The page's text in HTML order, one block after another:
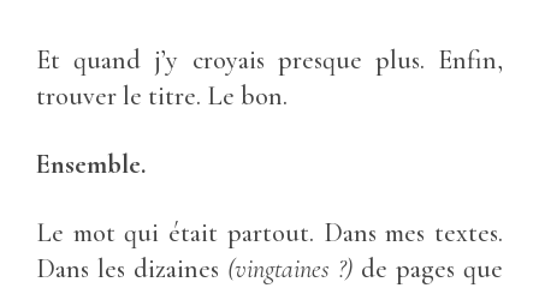
Et quand j’y croyais presque plus. Enfin,
trouver le titre. Le bon.
Ensemble.
Le mot qui était partout. Dans mes textes.
Dans les dizaines (vingtaines ?) de pages que